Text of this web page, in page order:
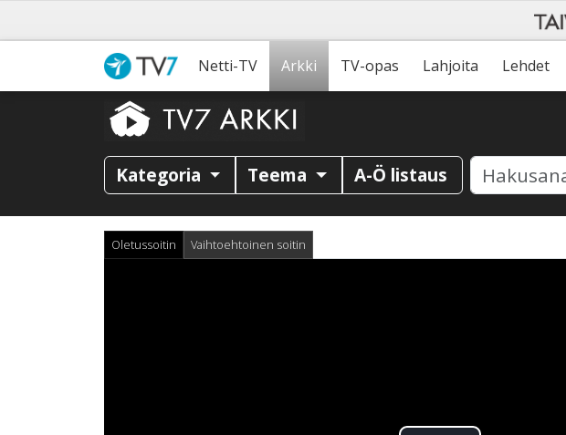
Netti-TV Arkki TV-opas Lahjoita Lehdet
Kategoria Teema A-Ö listaus
Oletussoitin Vaihtoehtoinen soitin